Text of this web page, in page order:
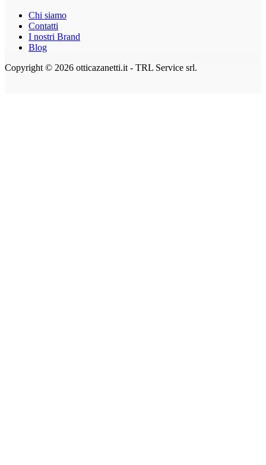
Chi siamo
Contatti
I nostri Brand
Blog
Copyright © 2026 otticazanetti.it - TRL Service srl.